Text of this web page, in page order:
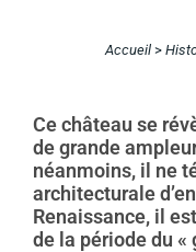
Accueil>
Ce château se
de grande
néanmoins, il ne
architecturale
Renaissance, il
de la période du